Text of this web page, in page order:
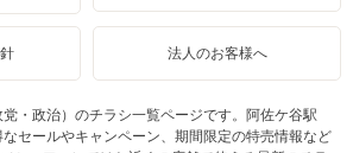
法人のお客様へ
・政治）のチラシ一覧ページです。阿佐ケ谷駅
なセールやキャンペーン、期間限定の特売情報など